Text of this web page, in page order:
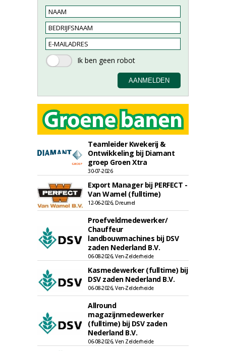
Teamleider Kwekerij &
Ontwikkeling bij Diamant
groep Groen Xtra
30-07-2026
Export Manager bij PERFECT -
Van Wamel (fulltime)
12-06-2026, Dreumel
Proefveldmedewerker/
Chauffeur
landbouwmachines bij DSV
zaden Nederland B.V.
06-08-2026, Ven-Zelderheide
Kasmedewerker (fulltime) bij
DSV zaden Nederland B.V.
06-08-2026, Ven-Zelderheide
Allround
magazijnmedewerker
(fulltime) bij DSV zaden
Nederland B.V.
06-08-2026, Ven Zelderheide